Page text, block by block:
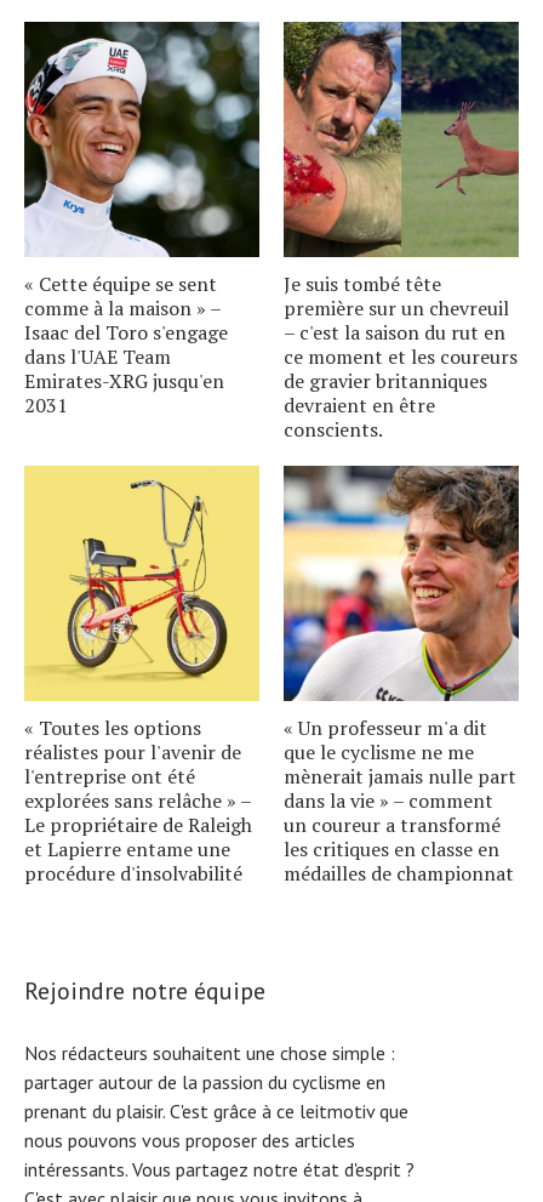
« Cette équipe se sent
comme à la maison » –
Isaac del Toro s'engage
dans l'UAE Team
Emirates-XRG jusqu'en
2031
Je suis tombé tête
première sur un chevreuil
– c'est la saison du rut en
ce moment et les coureurs
de gravier britanniques
devraient en être
conscients.
« Toutes les options
réalistes pour l'avenir de
l'entreprise ont été
explorées sans relâche » –
Le propriétaire de Raleigh
et Lapierre entame une
procédure d'insolvabilité
« Un professeur m'a dit
que le cyclisme ne me
mènerait jamais nulle part
dans la vie » – comment
un coureur a transformé
les critiques en classe en
médailles de championnat
Rejoindre notre équipe
Nos rédacteurs souhaitent une chose simple :
partager autour de la passion du cyclisme en
prenant du plaisir. C'est grâce à ce leitmotiv que
nous pouvons vous proposer des articles
intéressants. Vous partagez notre état d'esprit ?